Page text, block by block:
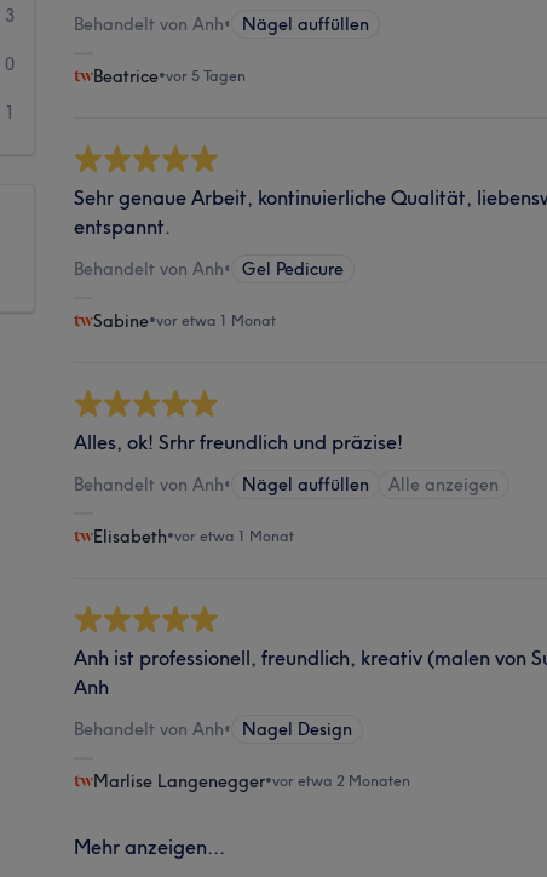
3
0
1
Behandelt von Anh• Nägel auffüllen
Beatrice•vor 5 Tagen
Sehr genaue Arbeit, kontinuierliche Qualität,
entspannt.
Behandelt von Anh• Gel Pedicure
Sabine•vor etwa 1 Monat
Alles, ok! Srhr freundlich und präzise!
Behandelt von Anh• Nägel auffüllen Alle anzeigen
Elisabeth•vor etwa 1 Monat
Anh ist professionell, freundlich, kreativ (malen von
Anh
Behandelt von Anh• Nagel Design
Marlise Langenegger•vor etwa 2 Monaten
Mehr anzeigen...